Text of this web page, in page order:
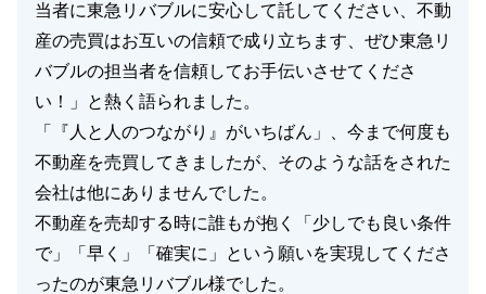
当者に東急リバブルに安心して託してください、不動
産の売買はお互いの信頼で成り立ちます、ぜひ東急リ
バブルの担当者を信頼してお手伝いさせてくださ
い！」と熱く語られました。
「『人と人のつながり』がいちばん」、今まで何度も
不動産を売買してきましたが、そのような話をされた
会社は他にありませんでした。
不動産を売却する時に誰もが抱く「少しでも良い条件
で」「早く」「確実に」という願いを実現してくださ
ったのが東急リバブル様でした。